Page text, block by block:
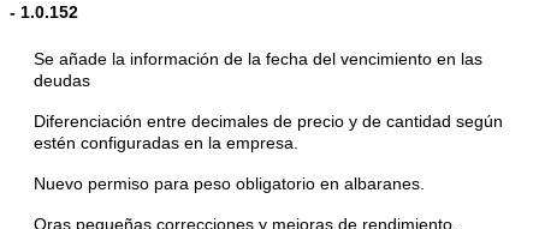
- 1.0.152
Se añade la información de la fecha del vencimiento en las
deudas
Diferenciación entre decimales de precio y de cantidad según
estén configuradas en la empresa.
Nuevo permiso para peso obligatorio en albaranes.
Oras pequeñas correcciones y mejoras de rendimiento.